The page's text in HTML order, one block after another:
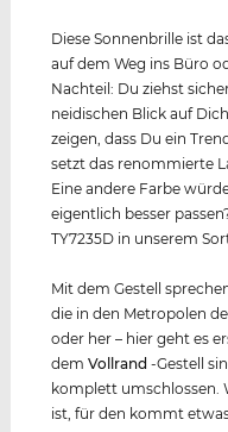
Diese Sonnenbrille ist
auf dem Weg ins Büro
Nachteil: Du ziehst
neidischen Blick auf
zeigen, dass Du ein
setzt das renommierte
Eine andere Farbe
eigentlich besser
TY7235D in unserem
Mit dem Gestell
die in den Metropolen
oder her – hier geht es
demVollrand -Gestell
komplett umschlossen.
ist, für den kommt